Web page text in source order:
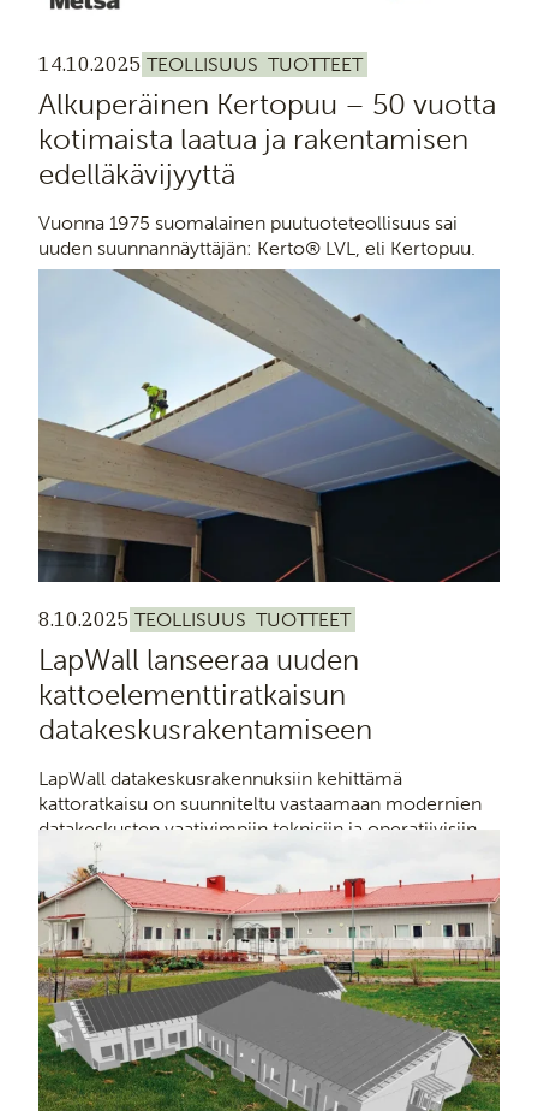
14.10.2025 TEOLLISUUS TUOTTEET
Alkuperäinen Kertopuu – 50 vuotta
kotimaista laatua ja rakentamisen
edelläkävijyyttä
Vuonna 1975 suomalainen puutuoteteollisuus sai
uuden suunnannäyttäjän: Kerto® LVL, eli Kertopuu.
8.10.2025 TEOLLISUUS TUOTTEET
LapWall lanseeraa uuden
kattoelementtiratkaisun
datakeskusrakentamiseen
LapWall datakeskusrakennuksiin kehittämä
kattoratkaisu on suunniteltu vastaamaan modernien
datakeskusten vaativimpiin teknisiin ja operatiivisiin
tarpeisiin.